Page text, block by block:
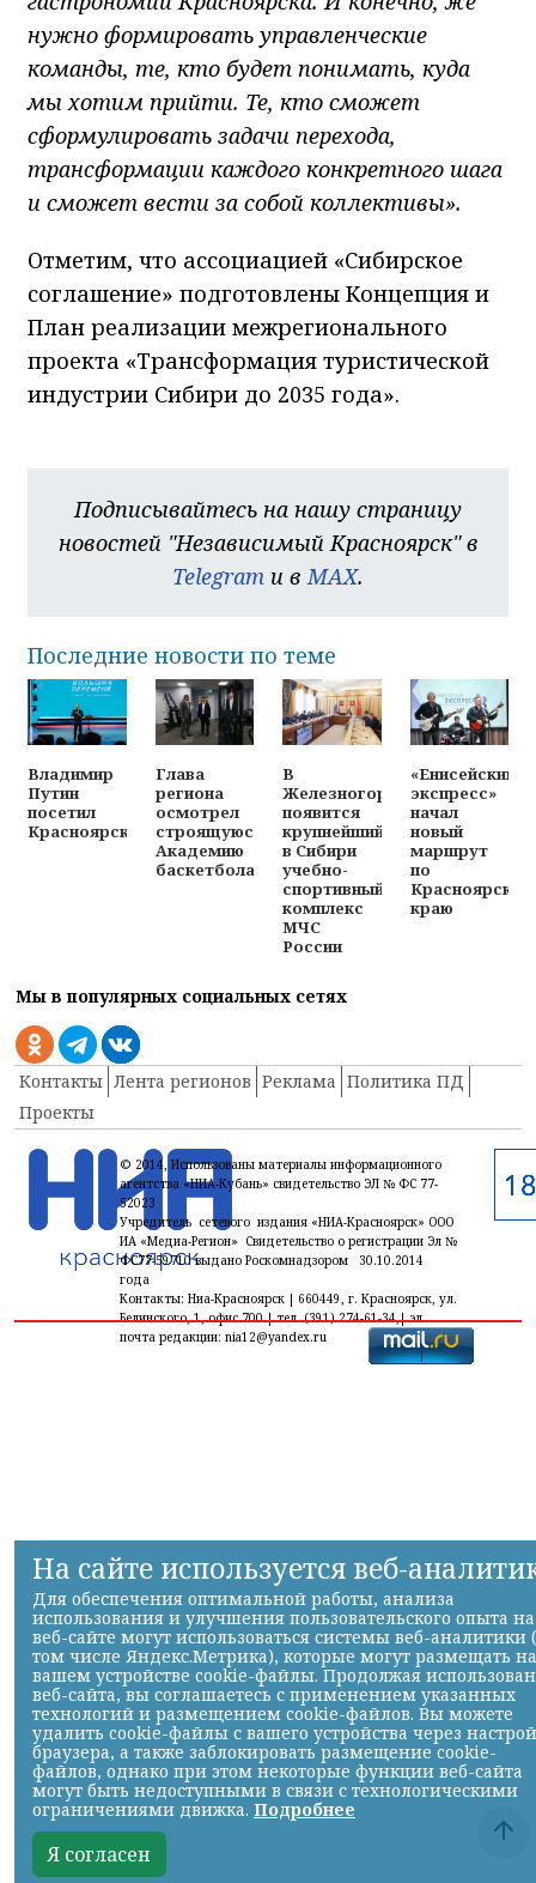
нужно формировать управленческие
команды, те, кто будет понимать, куда
мы хотим прийти. Те, кто сможет
сформулировать задачи перехода,
трансформации каждого конкретного шага
и сможет вести за собой коллективы».
Отметим, что ассоциацией «Сибирское
соглашение» подготовлены Концепция и
План реализации межрегионального
проекта «Трансформация туристической
индустрии Сибири до 2035 года».
Подписывайтесь на нашу страницу
новостей "Независимый Красноярск" в
Telegram и в MAX.
Последние новости по теме
Владимир
Путин
посетил
Красноярск
Глава
региона
осмотрел
строящуюся
Академию
баскетбола
В
Железногорске
появится
крупнейший
в Сибири
учебно-
спортивный
комплекс
МЧС
России
«Енисейский
экспресс»
начал
новый
маршрут
по
краю
Мы в популярных социальных сетях
Контакты Лента регионов Реклама Политика ПД
Проекты
© 2014, Использованы материалы информационного
агентства «НИА-Кубань» свидетельство ЭЛ № ФС 77-
52023
Учредитель сетевого издания «НИА-Красноярск» ООО
ИА «Медиа-Регион» Свидетельство о регистрации Эл №
ФС77-59710 выдано Роскомнадзором 30.10.2014
года
Контакты: Ниа-Красноярск | 660449, г. Красноярск, ул.
Белинского, 1, офис 700 | тел. (391) 274-61-34,| эл.
почта редакции: nia12@yandex.ru
На сайте используется веб-
Для обеспечения оптимальной работы, анализа
использования и улучшения пользовательского опыта на
веб-сайте могут использоваться системы веб-аналитики
том числе Яндекс.Метрика), которые могут размещать на
вашем устройстве cookie-файлы. Продолжая
веб-сайта, вы соглашаетесь с применением указанных
технологий и размещением cookie-файлов. Вы можете
удалить cookie-файлы с вашего устройства через
браузера, а также заблокировать размещение cookie-
файлов, однако при этом некоторые функции веб-сайта
могут быть недоступными в связи с технологическими
ограничениями движка. Подробнее
Я согласен